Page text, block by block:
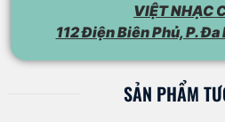
VIỆT NHẠC
112 Điện Biên Phủ, P. Đa
SẢN PHẨM